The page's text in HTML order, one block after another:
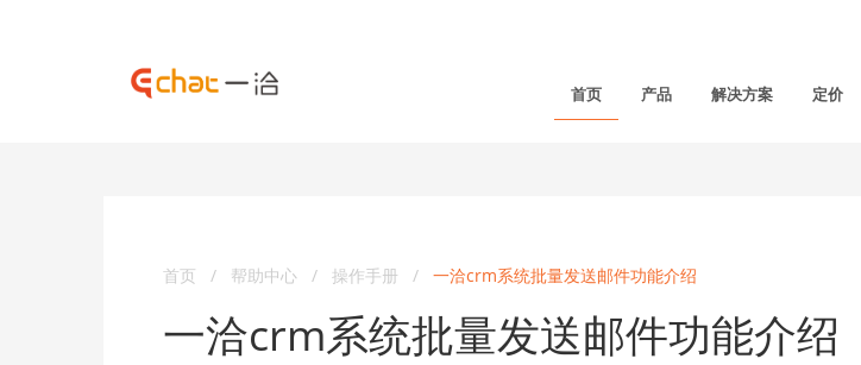
首页 产品 解决方案 定价
首页 / 帮助中心 / 操作手册 / 一洽crm系统批量发送邮件功能介绍
一洽crm系统批量发送邮件功能介绍